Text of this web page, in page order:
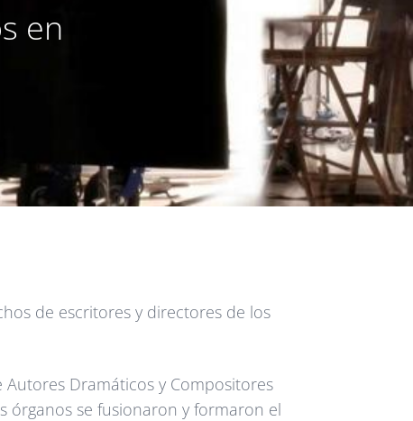
en
de escritores y directores de los
Dramáticos y Compositores
órganos se fusionaron y formaron el